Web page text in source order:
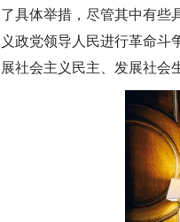
了具体举措，尽管其中有些
义政党领导人民进行革命斗
展社会主义民主、发展社会